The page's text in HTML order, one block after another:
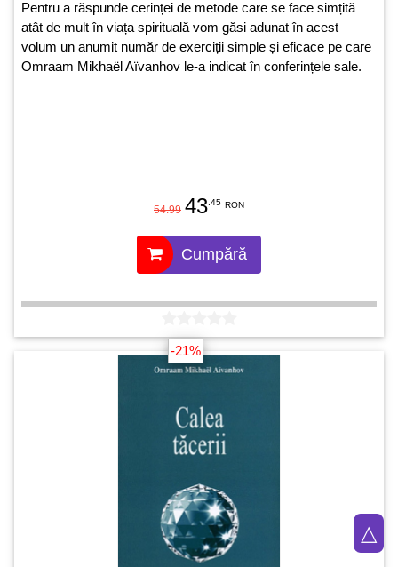
Pentru a răspunde cerinței de metode care se face simțită
atât de mult în viața spirituală vom găsi adunat în acest
volum un anumit număr de exerciții simple și eficace pe care
Omraam Mikhaël Aïvanhov le-a indicat în conferințele sale.
54.99 43 .45 RON
Cumpără
-21%
△